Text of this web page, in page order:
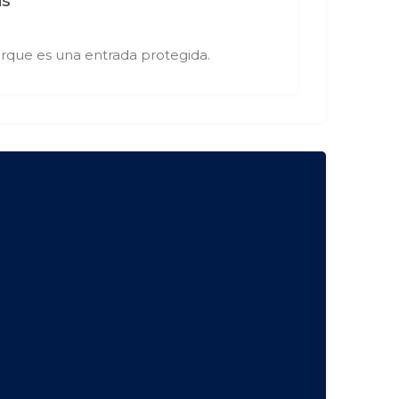
es una entrada protegida.